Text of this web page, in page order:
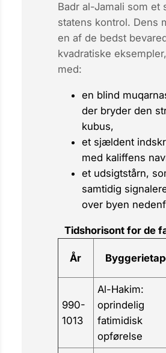
Badr al-Jamali som et
statens kontrol. Dens
en af de bedst
kvadratiske
med:
en blind
der bryder den
kubus,
et sjældent
med kaliffens
et udsigtstårn,
samtidig
over byen
Tidshorisont for de
År
990-
1013
Al-Hakim:
oprindelig
fatimidisk
opførelse